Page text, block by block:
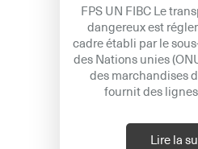
FPS UN FIBC Le
dangereux est
cadre établi par le
des Nations unies
des marchandises
fournit des
prévenir les
Lire la